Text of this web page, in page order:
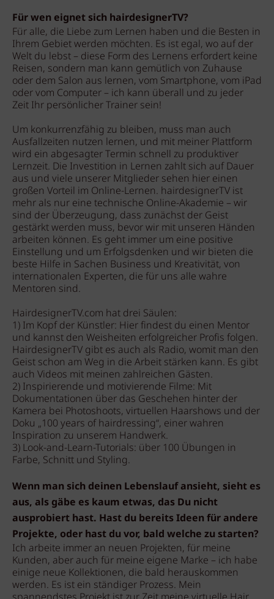
Für wen eignet sich hairdesignerTV?
Für alle, die Liebe zum Lernen haben und die Besten in
Ihrem Gebiet werden möchten. Es ist egal, wo auf der
Welt du lebst – diese Form des Lernens erfordert keine
Reisen, sondern man kann gemütlich von Zuhause
oder dem Salon aus lernen, vom Smartphone, vom iPad
oder vom Computer – ich kann überall und zu jeder
Zeit Ihr persönlicher Trainer sein!
Um konkurrenzfähig zu bleiben, muss man auch
Ausfallzeiten nutzen lernen, und mit meiner Plattform
wird ein abgesagter Termin schnell zu produktiver
Lernzeit. Die Investition in Lernen zahlt sich auf Dauer
aus und viele unserer Mitglieder sehen hier einen
großen Vorteil im Online-Lernen. hairdesignerTV ist
mehr als nur eine technische Online-Akademie – wir
sind der Überzeugung, dass zunächst der Geist
gestärkt werden muss, bevor wir mit unseren Händen
arbeiten können. Es geht immer um eine positive
Einstellung und um Erfolgsdenken und wir bieten die
beste Hilfe in Sachen Business und Kreativität, von
internationalen Experten, die für uns alle wahre
Mentoren sind.
HairdesignerTV.com hat drei Säulen:
1) Im Kopf der Künstler: Hier findest du einen Mentor
und kannst den Weisheiten erfolgreicher Profis folgen.
HairdesignerTV gibt es auch als Radio, womit man den
Geist schon am Weg in die Arbeit stärken kann. Es gibt
auch Videos mit meinen zahlreichen Gästen.
2) Inspirierende und motivierende Filme: Mit
Dokumentationen über das Geschehen hinter der
Kamera bei Photoshoots, virtuellen Haarshows und der
Doku „100 years of hairdressing“, einer wahren
Inspiration zu unserem Handwerk.
3) Look-and-Learn-Tutorials: über 100 Übungen in
Farbe, Schnitt und Styling.
Wenn man sich deinen Lebenslauf ansieht, sieht es
aus, als gäbe es kaum etwas, das Du nicht
ausprobiert hast. Hast du bereits Ideen für andere
Projekte, oder hast du vor, bald welche zu starten?
Ich arbeite immer an neuen Projekten, für meine
Kunden, aber auch für meine eigene Marke – ich habe
einige neue Kollektionen, die bald herauskommen
werden. Es ist ein ständiger Prozess. Mein